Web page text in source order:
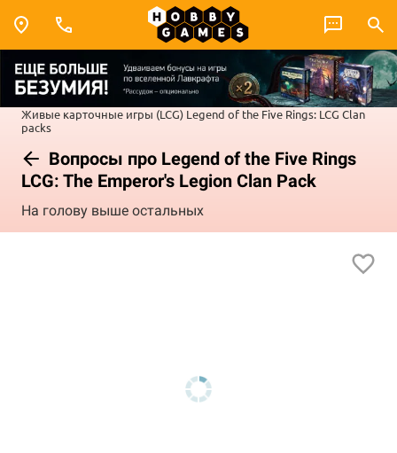
Живые карточные игры (LCG) Legend of the Five Rings: LCG Clan
packs
Вопросы про Legend of the Five Rings
LCG: The Emperor's Legion Clan Pack
На голову выше остальных